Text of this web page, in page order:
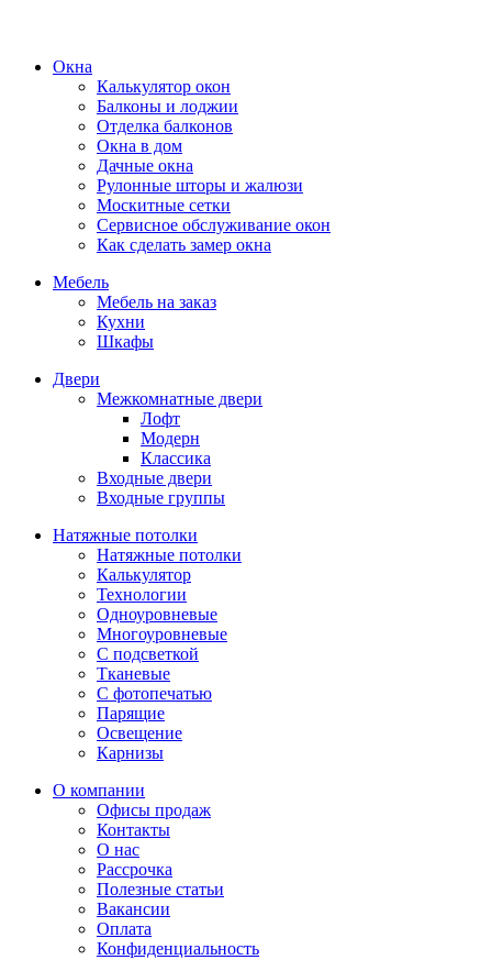
Окна
Калькулятор окон
Балконы и лоджии
Отделка балконов
Окна в дом
Дачные окна
Рулонные шторы и жалюзи
Москитные сетки
Сервисное обслуживание окон
Как сделать замер окна
Мебель
Мебель на заказ
Кухни
Шкафы
Двери
Межкомнатные двери
Лофт
Модерн
Классика
Входные двери
Входные группы
Натяжные потолки
Натяжные потолки
Калькулятор
Технологии
Одноуровневые
Многоуровневые
С подсветкой
Тканевые
С фотопечатью
Парящие
Освещение
Карнизы
О компании
Офисы продаж
Контакты
О нас
Рассрочка
Полезные статьи
Вакансии
Оплата
Конфиденциальность